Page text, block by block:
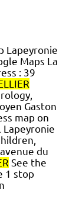
Lapeyronie
Maps La
: 39
Gaston
map on
Lapeyronie
du
See the
1 stop